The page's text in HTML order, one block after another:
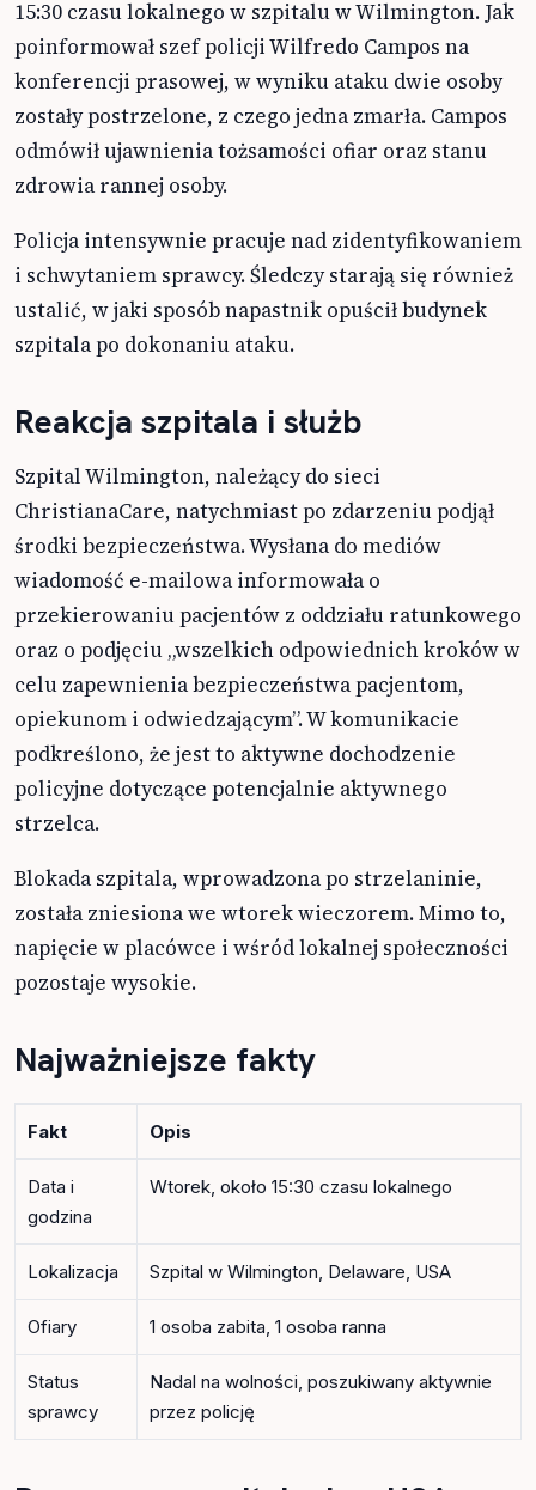
15:30 czasu lokalnego w szpitalu w Wilmington. Jak
poinformował szef policji Wilfredo Campos na
konferencji prasowej, w wyniku ataku dwie osoby
zostały postrzelone, z czego jedna zmarła. Campos
odmówił ujawnienia tożsamości ofiar oraz stanu
zdrowia rannej osoby.
Policja intensywnie pracuje nad zidentyfikowaniem
i schwytaniem sprawcy. Śledczy starają się również
ustalić, w jaki sposób napastnik opuścił budynek
szpitala po dokonaniu ataku.
Reakcja szpitala i służb
Szpital Wilmington, należący do sieci
ChristianaCare, natychmiast po zdarzeniu podjął
środki bezpieczeństwa. Wysłana do mediów
wiadomość e-mailowa informowała o
przekierowaniu pacjentów z oddziału ratunkowego
oraz o podjęciu „wszelkich odpowiednich kroków w
celu zapewnienia bezpieczeństwa pacjentom,
opiekunom i odwiedzającym”. W komunikacie
podkreślono, że jest to aktywne dochodzenie
policyjne dotyczące potencjalnie aktywnego
strzelca.
Blokada szpitala, wprowadzona po strzelaninie,
została zniesiona we wtorek wieczorem. Mimo to,
napięcie w placówce i wśród lokalnej społeczności
pozostaje wysokie.
Najważniejsze fakty
Fakt Opis
Data i
godzina
Wtorek, około 15:30 czasu lokalnego
Lokalizacja Szpital w Wilmington, Delaware, USA
Ofiary 1 osoba zabita, 1 osoba ranna
Status
sprawcy
Nadal na wolności, poszukiwany aktywnie
przez policję